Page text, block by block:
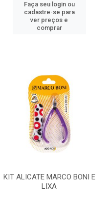
Faça seu login ou
cadastre-se para
ver preços e
comprar
KIT ALICATE MARCO BONI E
LIXA